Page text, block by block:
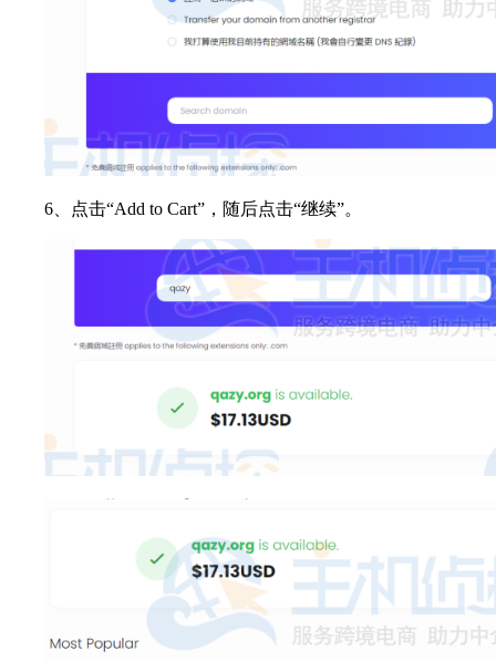
6、点击“Add to Cart”，随后点击“继续”。